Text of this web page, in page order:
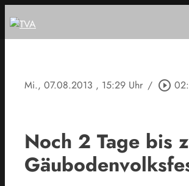
Mi., 07.08.2013 , 15:29 Uhr / play_circle_outline
Noch 2 Tage bis